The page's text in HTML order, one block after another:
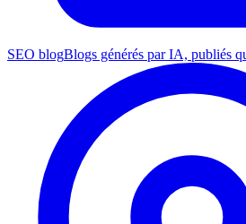
SEO blogBlogs générés par IA, publiés